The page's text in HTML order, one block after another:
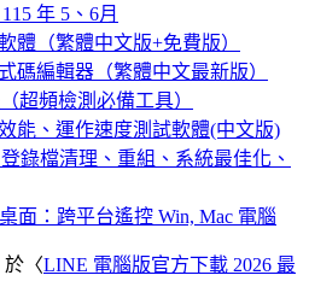
年 5、6月
體（繁體中文版+免費版）
碼編輯器（繁體中文最新版）
超頻檢測必備工具）
效能、運作速度測試軟體(中文版)
登錄檔清理、重組、系統最佳化、
面：跨平台遙控 Win, Mac 電腦
於〈LINE 電腦版官方下載 2026 最